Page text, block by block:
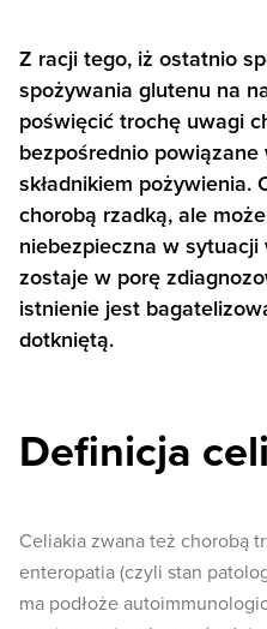
Z racji tego, iż ostatnio
spożywania glutenu na
poświęcić trochę uwagi
bezpośrednio powiązane
składnikiem pożywienia.
chorobą rzadką, ale
niebezpieczna w
zostaje w porę
istnienie jest
dotkniętą.
Definicja
Celiakia zwana też chorobą
enteropatia (czyli stan
ma podłoże